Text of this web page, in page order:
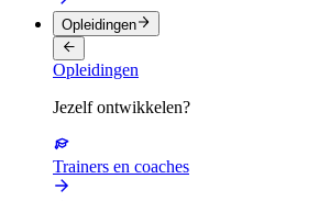
Opleidingen
Opleidingen
Jezelf ontwikkelen?
Trainers en coaches